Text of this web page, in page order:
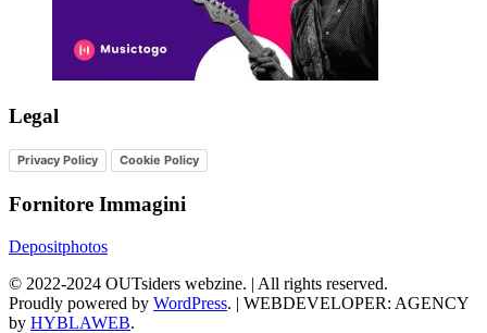
Legal
Privacy Policy Cookie Policy
Fornitore Immagini
Depositphotos
© 2022-2024 OUTsiders webzine. | All rights reserved.
Proudly powered by WordPress. | WEBDEVELOPER: AGENCY
by HYBLAWEB.